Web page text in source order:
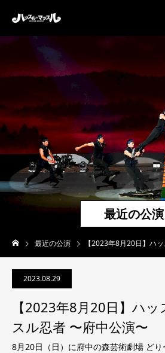
最近の公演
最近の公演 【2023年8月20日】ハッス
2023.08.29
【2023年8月20日】ハ
スル忍者 〜府中公演〜
8月20日（日）に府中の森芸術劇場 ど